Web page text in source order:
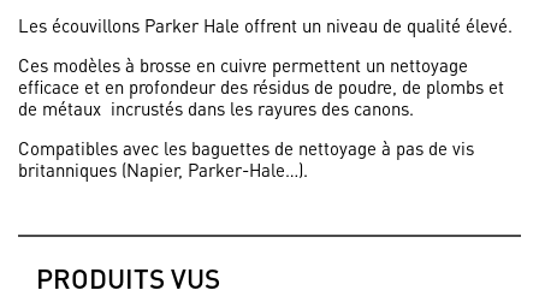
Les écouvillons Parker Hale offrent un niveau de qualité élevé.
Ces modèles à brosse en cuivre permettent un nettoyage
efficace et en profondeur des résidus de poudre, de plombs et
de métaux incrustés dans les rayures des canons.
Compatibles avec les baguettes de nettoyage à pas de vis
britanniques (Napier, Parker-Hale…).
PRODUITS VUS